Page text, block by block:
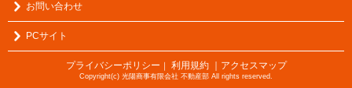
お問い合わせ
PCサイト
プライバシーポリシー 利用規約 ｜アクセスマップ
Copyright(c) 光陽商事有限会社 不動産部 All rights reserved.